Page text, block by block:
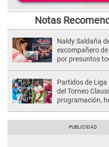
Notas
Naldy Saldaña
excompañero
por presuntos
Partidos de Liga
del Torneo
programación,